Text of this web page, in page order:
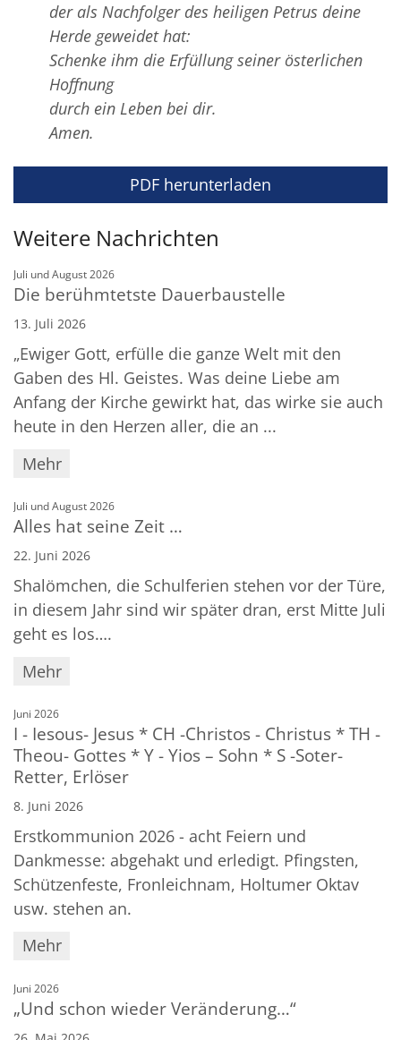
der als Nachfolger des heiligen Petrus deine
Herde geweidet hat:
Schenke ihm die Erfüllung seiner österlichen
Hoffnung
durch ein Leben bei dir.
Amen.
PDF herunterladen
Weitere Nachrichten
Juli und August 2026:
Die berühmtetste Dauerbaustelle
13. Juli 2026
„Ewiger Gott, erfülle die ganze Welt mit den
Gaben des Hl. Geistes. Was deine Liebe am
Anfang der Kirche gewirkt hat, das wirke sie auch
heute in den Herzen aller, die an ...
Mehr
Juli und August 2026:
Alles hat seine Zeit …
22. Juni 2026
Shalömchen, die Schulferien stehen vor der Türe,
in diesem Jahr sind wir später dran, erst Mitte Juli
geht es los….
Mehr
Juni 2026:
I - Iesous- Jesus * CH -Christos - Christus * TH -
Theou- Gottes * Y - Yios – Sohn * S -Soter-
Retter, Erlöser
8. Juni 2026
Erstkommunion 2026 - acht Feiern und
Dankmesse: abgehakt und erledigt. Pfingsten,
Schützenfeste, Fronleichnam, Holtumer Oktav
usw. stehen an.
Mehr
Juni 2026:
„Und schon wieder Veränderung…“